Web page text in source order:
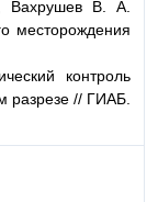
Вахрушев В. А.
месторождения
контроль
разрезе // ГИАБ.